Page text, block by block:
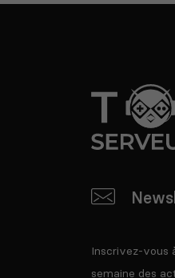
Inscrivez-vous
semaine des